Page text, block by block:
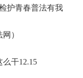
护青春普法有我
）
么干12.15